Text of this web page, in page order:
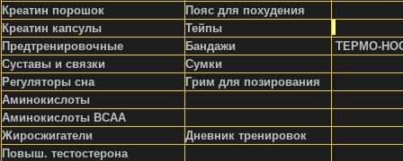
Креатин порошок
Пояс для похудения
Креатин капсулы
Тейпы
Предтренировочные
Бандажи
ТЕРМО-
Суставы и связки
Сумки
Регуляторы сна
Грим для позирования
Аминокислоты
Аминокислоты ВСАА
Жиросжигатели
Дневник тренировок
Повыш. тестостерона